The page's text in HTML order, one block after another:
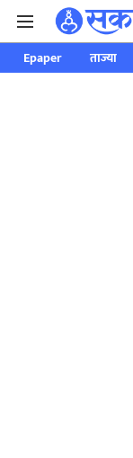
Epaper ताज्या